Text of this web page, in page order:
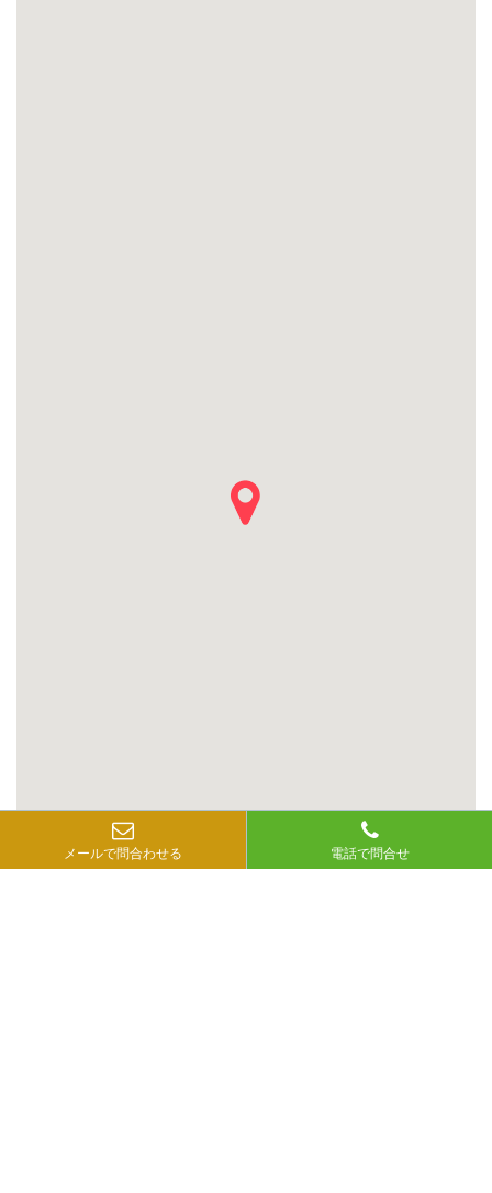
メールで問合わせる 電話で問合せ